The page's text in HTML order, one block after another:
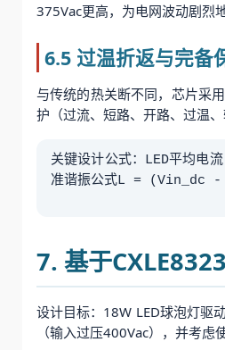
375Vac更高，为电网波动剧烈
6.5 过温折返与完备
与传统的热关断不同，芯片采
护（过流、短路、开路、过温
关键设计公式：LED平均
准谐振公式L = (Vin_dc
7. 基于
设计目标：18W LED球泡灯驱
（输入过压400Vac），并考虑